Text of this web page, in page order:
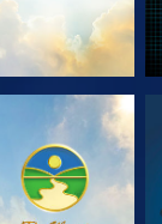
MŰSORNÉZÉS